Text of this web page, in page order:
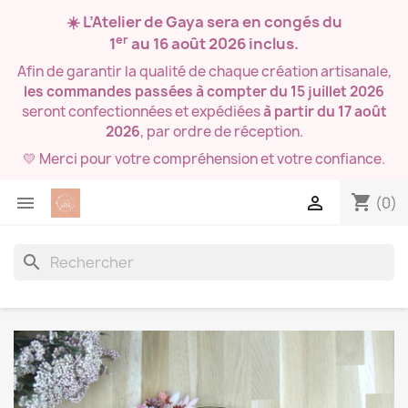
☀️ L’Atelier de Gaya sera en congés du
1erau 16 août 2026inclus.
Afin de garantir la qualité de chaque création artisanale,
les commandes passées à compter du 15 juillet 2026
seront confectionnées et expédiéesà partir du 17 août
2026, par ordre de réception.
💛 Merci pour votre compréhension et votre confiance.
 shopping_cart (0)

search